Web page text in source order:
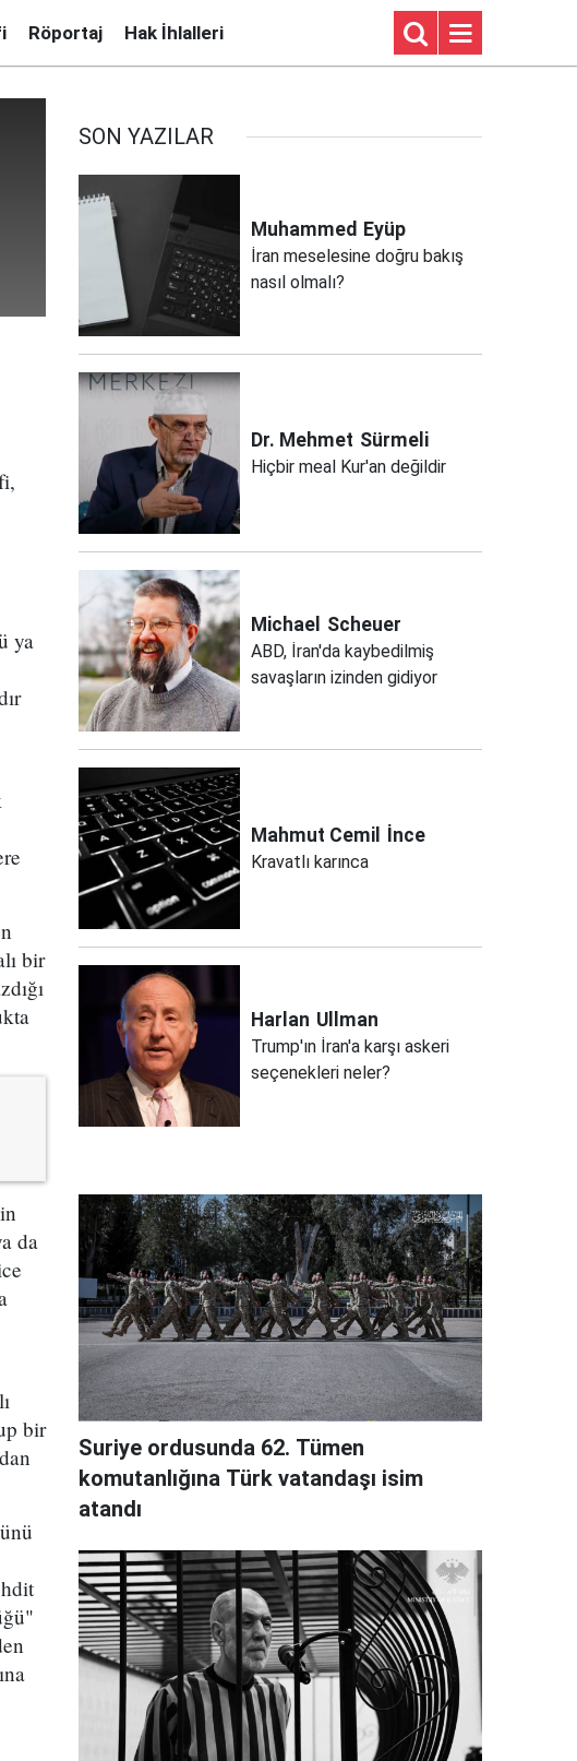
Röportaj Hak İhlalleri
ya
bir
da
bir
SON YAZILAR
Muhammed Eyüp
İran meselesine doğru bakış
nasıl olmalı?
Dr. Mehmet Sürmeli
Hiçbir meal Kur'an değildir
Michael Scheuer
ABD, İran'da kaybedilmiş
savaşların izinden gidiyor
Mahmut Cemil İnce
Kravatlı karınca
Harlan Ullman
Trump'ın İran'a karşı askeri
seçenekleri neler?
Suriye ordusunda 62. Tümen
komutanlığına Türk vatandaşı isim
atandı